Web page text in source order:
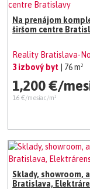
Na prenájom
širšom centre
Reality Bratislava-
3 izbový byt
| 76 m²
1,200 €/
16 €/mesiac/m²
Sklady, showroom,
Bratislava,